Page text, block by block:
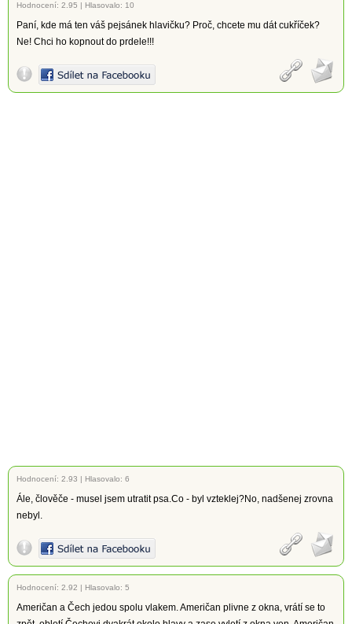
Hodnocení: 2.95 | Hlasovalo: 10
Paní, kde má ten váš pejsánek hlavičku? Proč, chcete mu dát cukříček?
Ne! Chci ho kopnout do prdele!!!
Hodnocení: 2.93 | Hlasovalo: 6
Ále, člověče - musel jsem utratit psa.Co - byl vzteklej?No, nadšenej zrovna
nebyl.
Hodnocení: 2.92 | Hlasovalo: 5
Američan a Čech jedou spolu vlakem. Američan plivne z okna, vrátí se to